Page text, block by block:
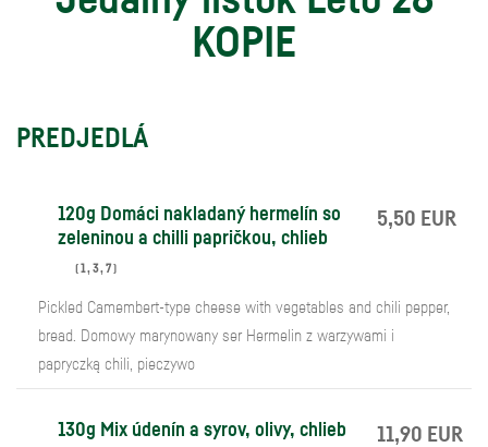
KOPIE
PREDJEDLÁ
120g Domáci nakladaný hermelín so
zeleninou a chilli papričkou, chlieb
(1,3,7)
5,50 EUR
Pickled Camembert-type cheese with vegetables and chili pepper,
bread. Domowy marynowany ser Hermelin z warzywami i
papryczką chili, pieczywo
130g Mix údenín a syrov, olivy, chlieb 11,90 EUR